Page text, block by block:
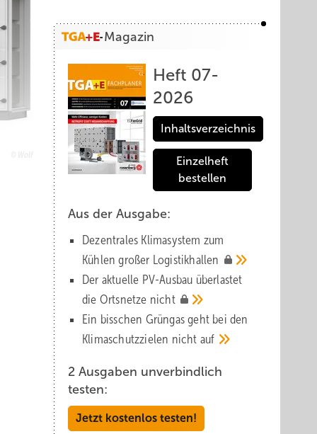
Magazin
Heft 07-
2026
Inhaltsverzeichnis
Einzelheft
bestellen
Aus der Ausgabe:
Dezentrales Klimasystem zum
Kühlen großer Logistik­hallen
Der aktuelle PV-Ausbau über­lastet
die Orts­netze nicht
Ein bisschen Grüngas geht bei den
Klima­schutz­zielen nicht auf
2 Ausgaben unverbindlich
testen:
Jetzt kostenlos testen!